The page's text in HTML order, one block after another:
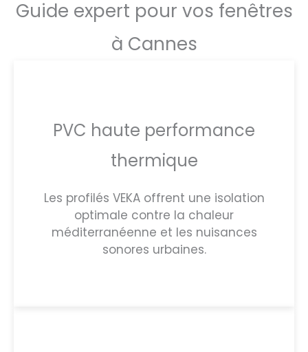
Guide expert pour vos fenêtres
à Cannes
PVC haute performance
thermique
Les profilés VEKA offrent une isolation
optimale contre la chaleur
méditerranéenne et les nuisances
sonores urbaines.